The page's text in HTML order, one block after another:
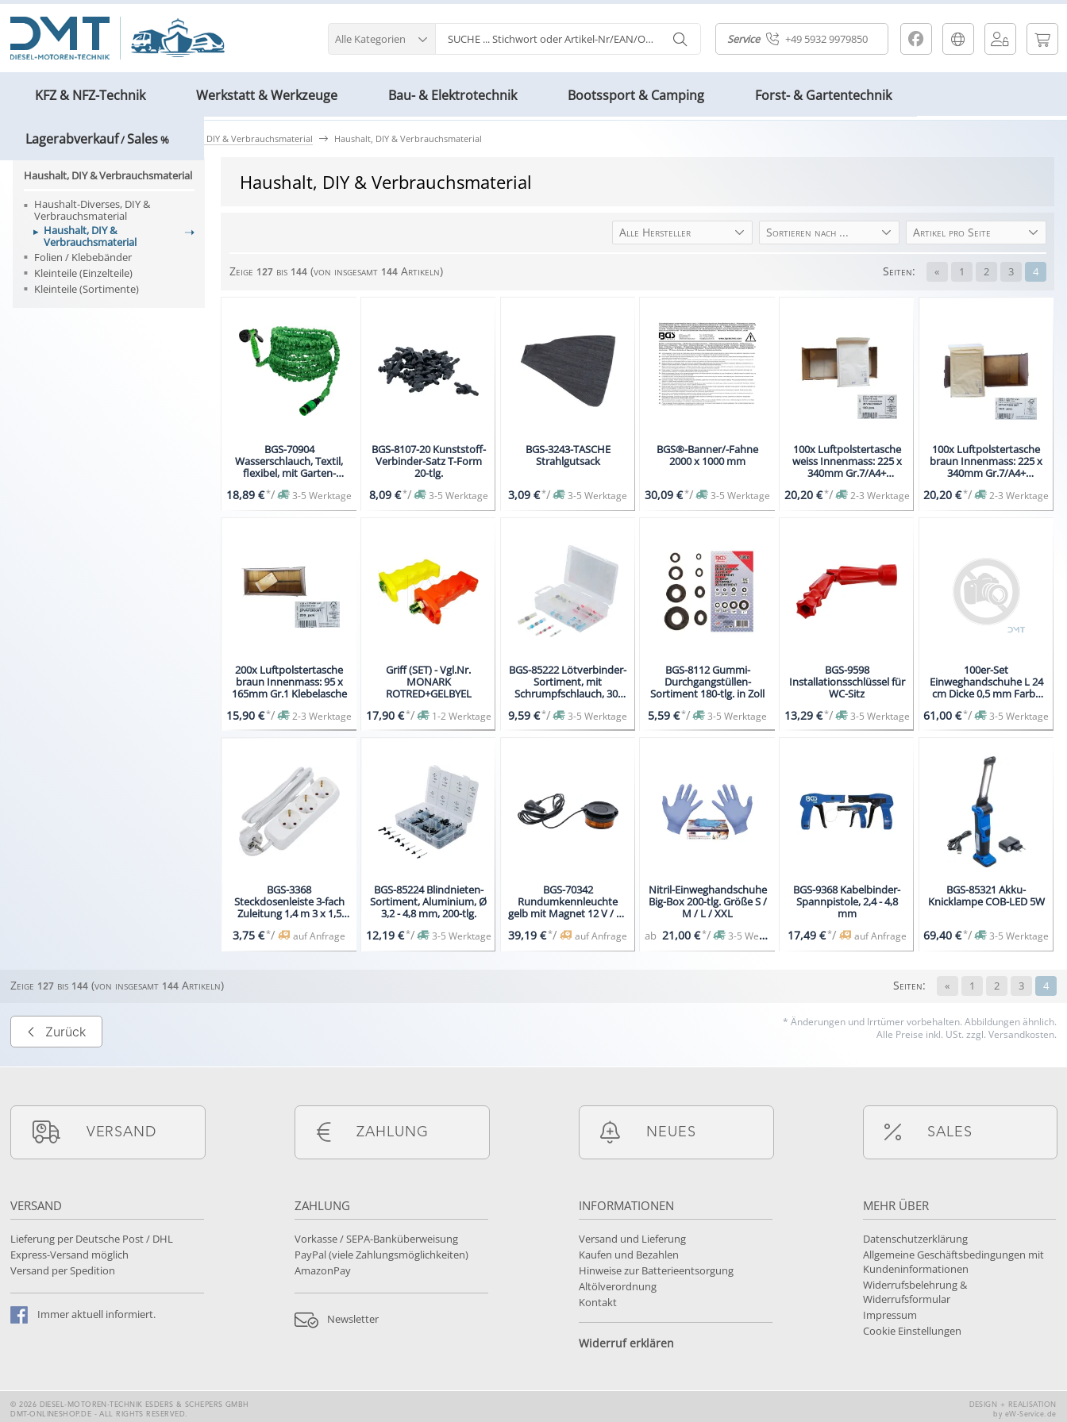
Service +49 5932 9979850
Alle Kategorien
KFZ & NFZ-Technik Werkstatt & Werkzeuge Bau- & Elektrotechnik Bootssport & Camping Forst- & Gartentechnik
Lagerabverkauf/Sales%
Werkstatt & Werkzeuge Haushalt, DIY & Verbrauchsmaterial Haushalt, DIY & Verbrauchsmaterial
Haushalt, DIY & Verbrauchsmaterial
Haushalt-Diverses, DIY &
Verbrauchsmaterial
Haushalt, DIY &
Verbrauchsmaterial
Folien / Klebebänder
Kleinteile (Einzelteile)
Kleinteile (Sortimente)
Haushalt, DIY & Verbrauchsmaterial
Alle Hersteller Sortieren nach ... Artikel pro Seite
Zeige 127bis 144(von insgesamt 144Artikeln) « 1 2 3 4
Seiten:
BGS-70904
Wasserschlauch, Textil,
flexibel, mit Garten-
Funktionen, 7,5 - 22 m
18,89 €*/ 3-5 Werktage
BGS-8107-20 Kunststoff-
Verbinder-Satz T-Form
20-tlg.
8,09 €*/ 3-5 Werktage
BGS-3243-TASCHE
Strahlgutsack
3,09 €*/ 3-5 Werktage
BGS®-Banner/-Fahne
2000 x 1000 mm
30,09 €*/ 3-5 Werktage
100x Luftpolstertasche
weiss Innenmass: 225 x
340mm Gr.7/A4+
20,20 €*/ 2-3 Werktage
100x Luftpolstertasche
braun Innenmass: 225 x
340mm Gr.7/A4+
20,20 €*/ 2-3 Werktage
200x Luftpolstertasche
braun Innenmass: 95 x
165mm Gr.1 Klebelasche
15,90 €*/ 2-3 Werktage
Griff (SET) - Vgl.Nr.
MONARK
ROTRED+GELBYEL
17,90 €*/ 1-2 Werktage
BGS-85222 Lötverbinder-
Sortiment, mit
Schrumpfschlauch, 30-
9,59 €*/ 3-5 Werktage
BGS-8112 Gummi-
Durchgangstüllen-
Sortiment 180-tlg. in Zoll
5,59 €*/ 3-5 Werktage
BGS-9598
Installationsschlüssel für
WC-Sitz
13,29 €*/ 3-5 Werktage
100er-Set
Einweghandschuhe L 24
cm Dicke 0,5 mm Farbe
61,00 €*/ 3-5 Werktage
BGS-3368
Steckdosenleiste 3-fach
Zuleitung 1,4 m 3 x 1,5
3,75 €*/ auf Anfrage
BGS-85224 Blindnieten-
Sortiment, Aluminium, Ø
3,2 - 4,8 mm, 200-tlg.
12,19 €*/ 3-5 Werktage
BGS-70342
Rundumkennleuchte
gelb mit Magnet 12 V / 24
39,19 €*/ auf Anfrage
Nitril-Einweghandschuhe
Big-Box 200-tlg. Größe S /
M / L / XXL
ab 21,00 €*/ 3-5 Werktage
BGS-9368 Kabelbinder-
Spannpistole, 2,4 - 4,8
mm
17,49 €*/ auf Anfrage
BGS-85321 Akku-
Knicklampe COB-LED 5W
69,40 €*/ 3-5 Werktage
Zeige 127 bis 144 (von insgesamt 144 Artikeln) « 1 2 3 4
Seiten:
Zurück
* Änderungen und Irrtümer vorbehalten. Abbildungen ähnlich.
Alle Preise inkl. USt. zzgl. Versandkosten.
VERSAND
VERSAND
Lieferung per Deutsche Post / DHL
Express-Versand möglich
Versand per Spedition
Immeraktuell informiert.
ZAHLUNG
ZAHLUNG
Vorkasse / SEPA-Banküberweisung
PayPal (viele Zahlungsmöglichkeiten)
AmazonPay
Newsletter
NEUES
INFORMATIONEN
Versand und Lieferung
Kaufen und Bezahlen
Hinweise zur Batterieentsorgung
Altölverordnung
Kontakt
Widerruf erklären
SALES
MEHR ÜBER
Datenschutzerklärung
Allgemeine Geschäftsbedingungen mit
Kundeninformationen
Widerrufsbelehrung &
Widerrufsformular
Impressum
Cookie Einstellungen
© 2026 DIESEL-MOTOREN-TECHNIK ESDERS & SCHEPERS GMBH
DMT-ONLINESHOP.DE - ALL RIGHTS RESERVED.
DESIGN + REALISATION
by eW-Service.de